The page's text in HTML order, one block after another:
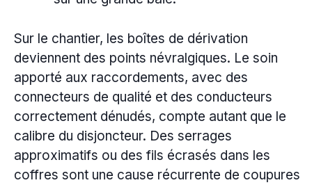
Sur le chantier, les boîtes de dérivation
deviennent des points névralgiques. Le soin
apporté aux raccordements, avec des
connecteurs de qualité et des conducteurs
correctement dénudés, compte autant que le
calibre du disjoncteur. Des serrages
approximatifs ou des fils écrasés dans les
coffres sont une cause récurrente de coupures